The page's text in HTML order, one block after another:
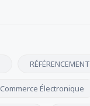
RÉFÉRENCEMENT
Commerce Électronique